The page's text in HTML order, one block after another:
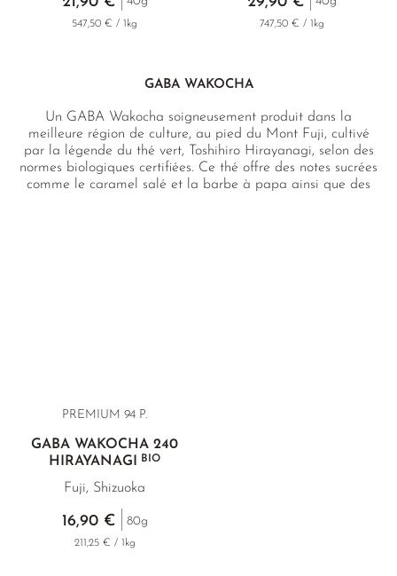
547,50 € / 1kg 747,50 € / 1kg
GABA WAKOCHA
Un GABA Wakocha soigneusement produit dans la
meilleure région de culture, au pied du Mont Fuji, cultivé
par la légende du thé vert, Toshihiro Hirayanagi, selon des
normes biologiques certifiées. Ce thé offre des notes sucrées
comme le caramel salé et la barbe à papa ainsi que des
PREMIUM94 P.
GABA WAKOCHA 240
HIRAYANAGI
BIO
Fuji, Shizuoka
16,90 € 80g
211,25 € / 1kg